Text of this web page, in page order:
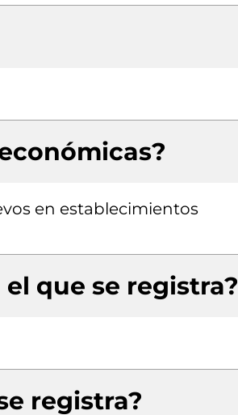
en establecimientos
que se registra?
registra?